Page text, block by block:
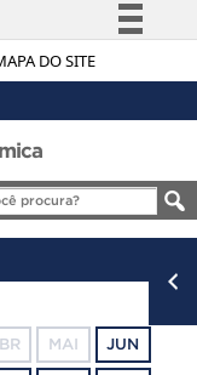
DO SITE
Legislação
Canais
MAI JUN